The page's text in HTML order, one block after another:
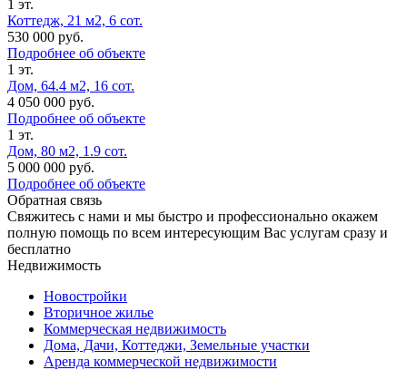
1 эт.
Коттедж, 21 м2, 6 сот.
530 000 руб.
Подробнее об объекте
1 эт.
Дом, 64.4 м2, 16 сот.
4 050 000 руб.
Подробнее об объекте
1 эт.
Дом, 80 м2, 1.9 сот.
5 000 000 руб.
Подробнее об объекте
Обратная связь
Свяжитесь с нами и мы быстро и профессионально окажем
полную помощь по всем интересующим Вас услугам сразу и
бесплатно
Недвижимость
Новостройки
Вторичное жилье
Коммерческая недвижимость
Дома, Дачи, Коттеджи, Земельные участки
Аренда коммерческой недвижимости